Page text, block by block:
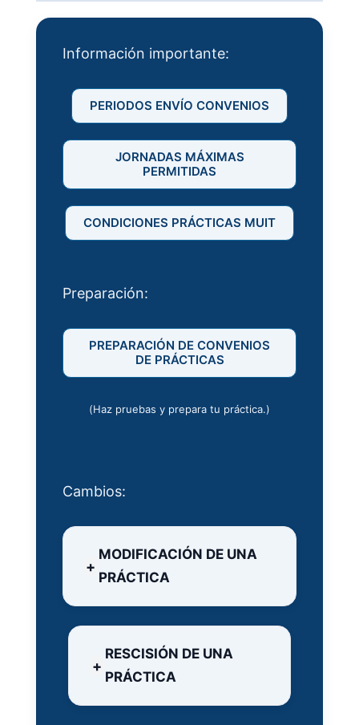
Información importante:
PERIODOS ENVÍO CONVENIOS
JORNADAS MÁXIMAS
PERMITIDAS
CONDICIONES PRÁCTICAS MUIT
Preparación:
PREPARACIÓN DE CONVENIOS
DE PRÁCTICAS
(Haz pruebas y prepara tu práctica.)
Cambios:
MODIFICACIÓN DE UNA
PRÁCTICA
RESCISIÓN DE UNA
PRÁCTICA